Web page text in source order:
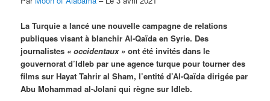
La Turquie a lancé une nouvelle campagne de relations
publiques visant à blanchir Al-Qaïda en Syrie. Des
journalistes « occidentaux » ont été invités dans le
gouvernorat d’Idleb par une agence turque pour tourner des
films sur Hayat Tahrir al Sham, l’entité d’Al-Qaïda dirigée par
Abu Mohammad al-Jolani qui règne sur Idleb.